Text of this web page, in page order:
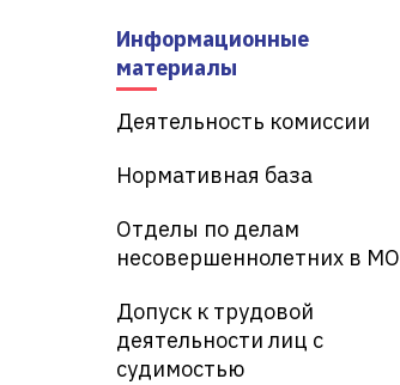
Информационные
материалы
Деятельность комиссии
Нормативная база
Отделы по делам
несовершеннолетних в МО
Допуск к трудовой
деятельности лиц с
судимостью